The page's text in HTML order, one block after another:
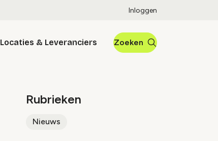
Inloggen
Locaties & Leveranciers Zoeken
Rubrieken
Nieuws